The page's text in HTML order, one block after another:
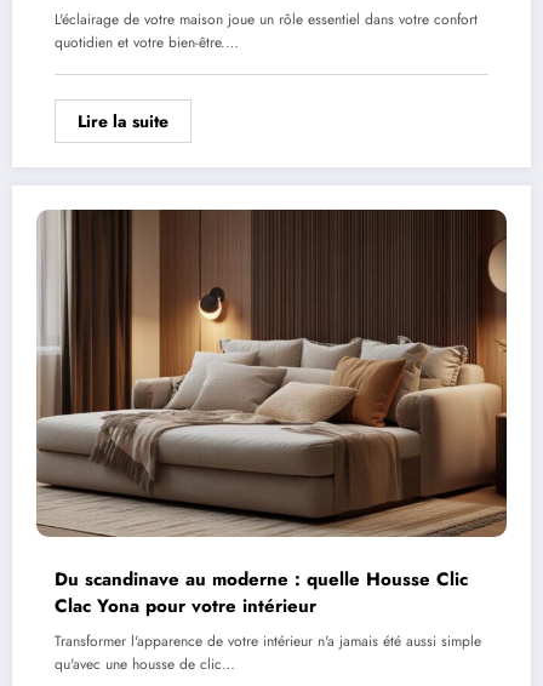
L'éclairage de votre maison joue un rôle essentiel dans votre confort
quotidien et votre bien-être.…
Lire la suite
Du scandinave au moderne : quelle Housse Clic
Clac Yona pour votre intérieur
Transformer l'apparence de votre intérieur n'a jamais été aussi simple
qu'avec une housse de clic…